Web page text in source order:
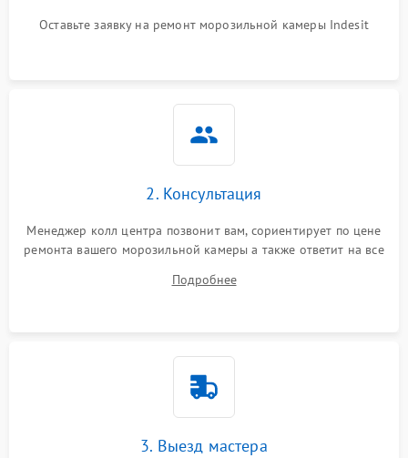
Оставьте заявку на ремонт морозильной камеры Indesit
2. Консультация
Менеджер колл центра позвонит вам, сориентирует по цене
ремонта вашего морозильной камеры а также ответит на все
Подробнее
3. Выезд мастера